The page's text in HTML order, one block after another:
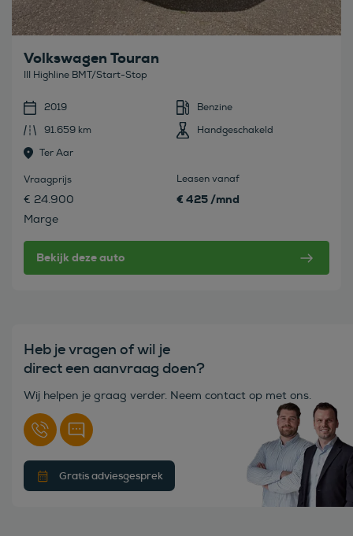
Volkswagen Touran
III Highline BMT/Start-Stop
2019
Benzine
91.659 km
Handgeschakeld
Ter Aar
Vraagprijs
€ 24.900
Marge
Leasen vanaf
€ 425 /mnd
Bekijk deze auto
Heb je vragen of wil je
direct een aanvraag doen?
Wij helpen je graag verder. Neem contact op met ons.
Gratis adviesgesprek